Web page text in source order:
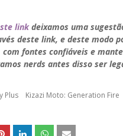
linkdeixamos uma
deste link, e deste modo
fontes confiáveis e
nerds antes disso ser
Plus Kizazi Moto: Generation Fire